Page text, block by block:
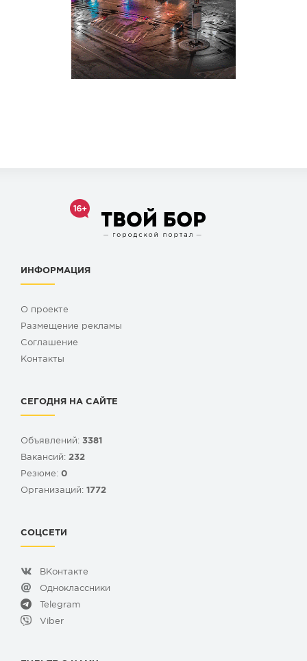
ИНФОРМАЦИЯ
О проекте
Размещение рекламы
Cоглашение
Контакты
СЕГОДНЯ НА САЙТЕ
Объявлений: 3381
Вакансий: 232
Резюме: 0
Организаций: 1772
СОЦСЕТИ
ВКонтакте
Одноклассники
Telegram
Viber